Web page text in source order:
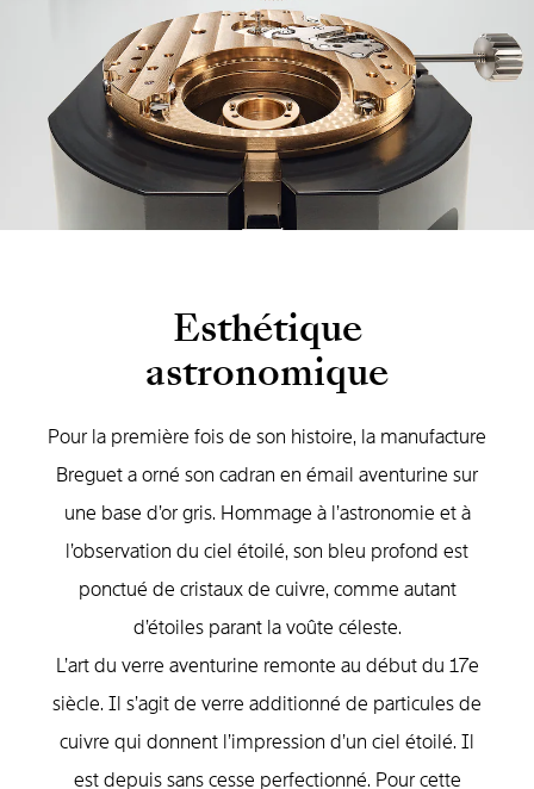
Esthétique
astronomique
Pour la première fois de son histoire, la manufacture
Breguet a orné son cadran en émail aventurine sur
une base d’or gris. Hommage à l’astronomie et à
l’observation du ciel étoilé, son bleu profond est
ponctué de cristaux de cuivre, comme autant
d’étoiles parant la voûte céleste.
L’art du verre aventurine remonte au début du 17e
siècle. Il s’agit de verre additionné de particules de
cuivre qui donnent l’impression d’un ciel étoilé. Il
est depuis sans cesse perfectionné. Pour cette